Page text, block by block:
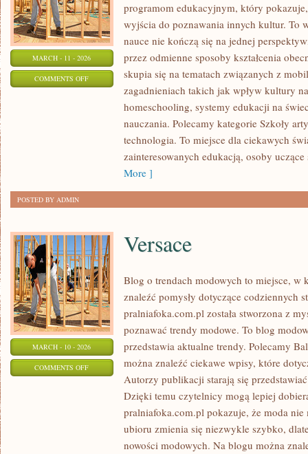
MARCH - 11 - 2026
COMMENTS OFFON
CIEKAWOSTKI
programom edukacyjnym, który
wyjścia do poznawania innych kultur. To
nauce nie kończą się na jednej
przez odmienne sposoby kształcenia
skupia się na tematach związanych z
zagadnieniach takich jak wpływ kultury
homeschooling, systemy edukacji na
nauczania. Polecamy kategorie Szkoły
technologia. To miejsce dla ciekawych
zainteresowanych edukacją, osoby
More ]
POSTED BY ADMIN
MARCH - 10 - 2026
COMMENTS OFFON
Versace
Blog o trendach modowych to miejsce, w
znaleźć pomysły dotyczące codziennych
pralniafoka.com.pl została stworzona z
poznawać trendy modowe. To blog
przedstawia aktualne trendy. Polecamy
można znaleźć ciekawe wpisy, które
Autorzy publikacji starają się
Dzięki temu czytelnicy mogą lepiej
pralniafoka.com.pl pokazuje, że moda
ubioru zmienia się niezwykle szybko,
nowości modowych. Na blogu można